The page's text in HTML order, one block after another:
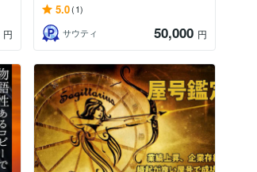
円
5.0(1)
サウティ
50,000 円